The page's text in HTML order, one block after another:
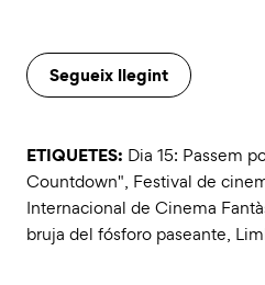
Segueix llegint
ETIQUETES: Dia 15: Passem
Countdown", Festival de
Internacional de Cinema
bruja del fósforo paseante,